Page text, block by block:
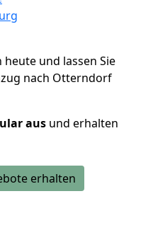
und lassen Sie
nach Otterndorf
aus und erhalten
erhalten